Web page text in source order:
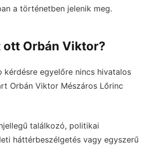
a történetben jelenik meg.
Orbán Viktor?
kérdésre egyelőre nincs hivatalos
Orbán Viktor Mészáros Lőrinc
találkozó, politikai
háttérbeszélgetés vagy egyszerű